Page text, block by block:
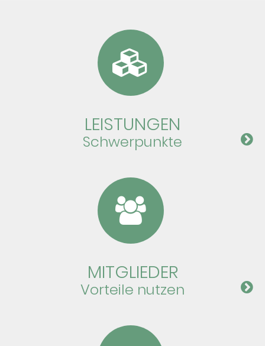
LEIS­TUN­GEN
Schwer­punkte
MIT­GLI­EDER
Vor­teile nutzen